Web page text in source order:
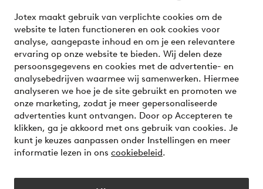
Jotex maakt gebruik van verplichte cookies om de
website te laten functioneren en ook cookies voor
analyse, aangepaste inhoud en om je een relevantere
ervaring op onze website te bieden. Wij delen deze
persoonsgegevens en cookies met de advertentie- en
analysebedrijven waarmee wij samenwerken. Hiermee
analyseren we hoe je de site gebruikt en promoten we
onze marketing, zodat je meer gepersonaliseerde
advertenties kunt ontvangen. Door op Accepteren te
klikken, ga je akkoord met ons gebruik van cookies. Je
kunt je keuzes aanpassen onder Instellingen en meer
informatie lezen in ons cookiebeleid.
Veilig betalen - Nu betalen of opsplitsen
Wil je meer weten over onze betaalopties?